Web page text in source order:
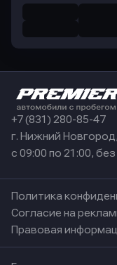
+7 (831) 280-85-47
г. Нижний
с 09:00 по 21:00,
Политика
Согласие на
Правовая